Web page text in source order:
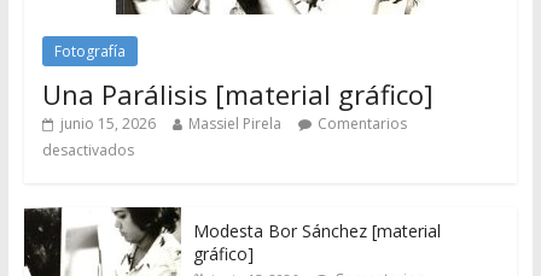
Fotografía
Una Parálisis [material gráfico]
junio 15, 2026 Massiel Pirela
Comentarios
desactivados
Modesta Bor Sánchez [material
gráfico]